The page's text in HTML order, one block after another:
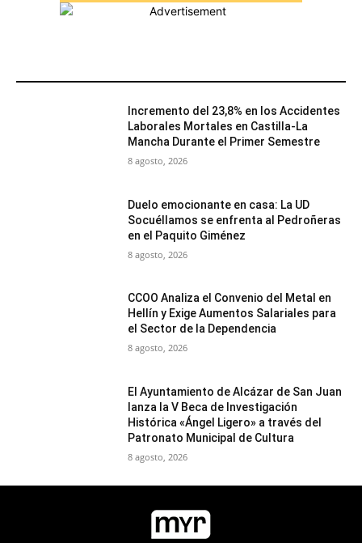
Incremento del 23,8% en los Accidentes
Laborales Mortales en Castilla-La
Mancha Durante el Primer Semestre
8 agosto, 2026
Duelo emocionante en casa: La UD
Socuéllamos se enfrenta al Pedroñeras
en el Paquito Giménez
8 agosto, 2026
CCOO Analiza el Convenio del Metal en
Hellín y Exige Aumentos Salariales para
el Sector de la Dependencia
8 agosto, 2026
El Ayuntamiento de Alcázar de San Juan
lanza la V Beca de Investigación
Histórica «Ángel Ligero» a través del
Patronato Municipal de Cultura
8 agosto, 2026